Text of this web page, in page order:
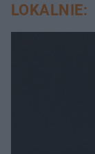
LOKALNIE: